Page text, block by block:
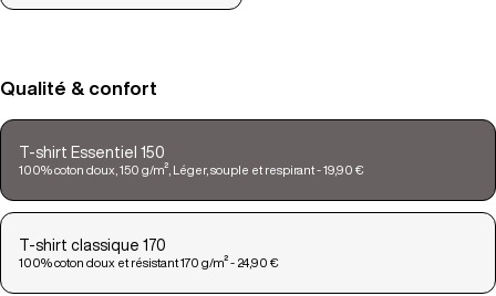
Qualité & confort
T-shirt Essentiel 150
100% coton doux, 150 g/m², Léger, souple et respirant - 19,90 €
T-shirt classique 170
100% coton doux et résistant 170 g/m² - 24,90 €